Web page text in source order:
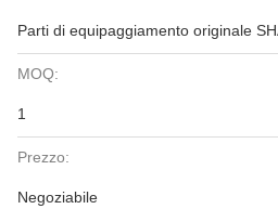
Parti di equipaggiamento originale
MOQ:
1
Prezzo:
Negoziabile